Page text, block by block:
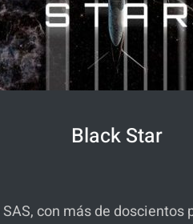
Black Star
con más de